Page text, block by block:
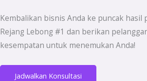
Kembalikan bisnis Anda ke puncak hasil
Rejang Lebong #1 dan berikan
kesempatan untuk menemukan Anda!
Jadwalkan Konsultasi